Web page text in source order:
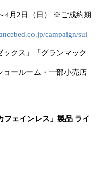
4月2日（日） ※ご成約期
campaign/sui
クス」「グランマック
ールーム・一部小売店
フェインレス」製品 ライ